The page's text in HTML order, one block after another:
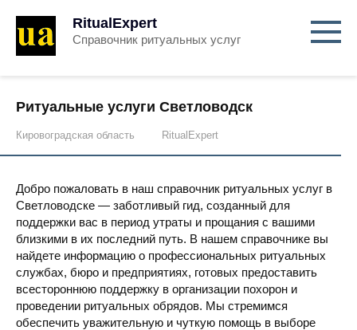
RitualExpert
Справочник ритуальных услуг
Ритуальные услуги Светловодск
Кировоградская область RitualExpert
Добро пожаловать в наш справочник ритуальных услуг в
Светловодске — заботливый гид, созданный для
поддержки вас в период утраты и прощания с вашими
близкими в их последний путь. В нашем справочнике вы
найдете информацию о профессиональных ритуальных
службах, бюро и предприятиях, готовых предоставить
всестороннюю поддержку в организации похорон и
проведении ритуальных обрядов. Мы стремимся
обеспечить уважительную и чуткую помощь в выборе